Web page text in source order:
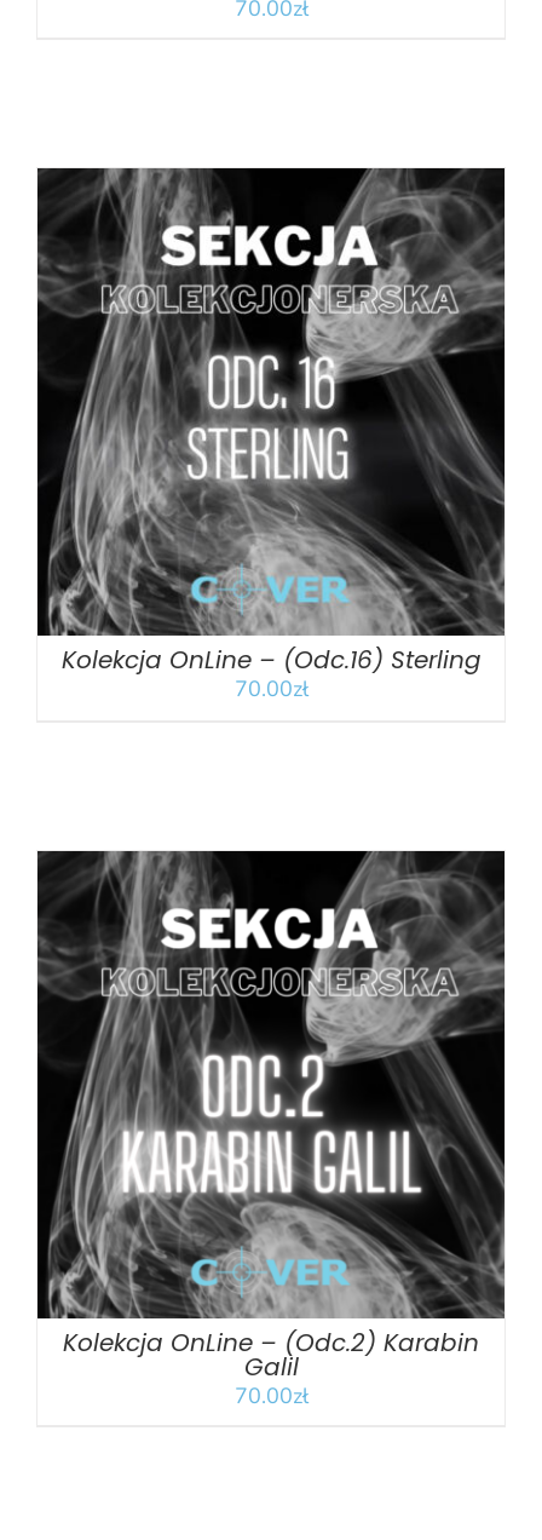
70.00zł
DODAJ DO KOSZYKA / SZCZEGÓŁY
Kolekcja OnLine – (Odc.16) Sterling
70.00zł
DODAJ DO KOSZYKA / SZCZEGÓŁY
Kolekcja OnLine – (Odc.2) Karabin
Galil
70.00zł